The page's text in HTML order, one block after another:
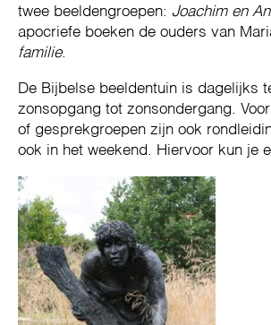
twee beeldengroepen: Joachim en
apocriefe boeken de ouders van
familie.
De Bijbelse beeldentuin is dagelijks
zonsopgang tot zonsondergang.
of gesprekgroepen zijn ook
ook in het weekend. Hiervoor kun je